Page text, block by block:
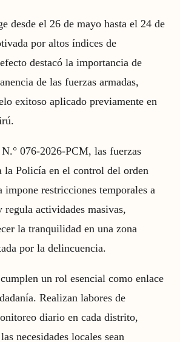
desde el 26 de mayo hasta el 24 de
por altos índices de
destacó la importancia de
de las fuerzas armadas,
exitoso aplicado previamente en
076-2026-PCM, las fuerzas
la Policía en el control del orden
restricciones temporales a
regula actividades masivas,
la tranquilidad en una zona
por la delincuencia.
un rol esencial como enlace
Realizan labores de
diario en cada distrito,
necesidades locales sean